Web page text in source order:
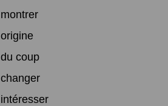
montrer
origine
du coup
changer
intéresser